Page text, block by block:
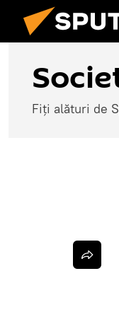
Fiți alături de